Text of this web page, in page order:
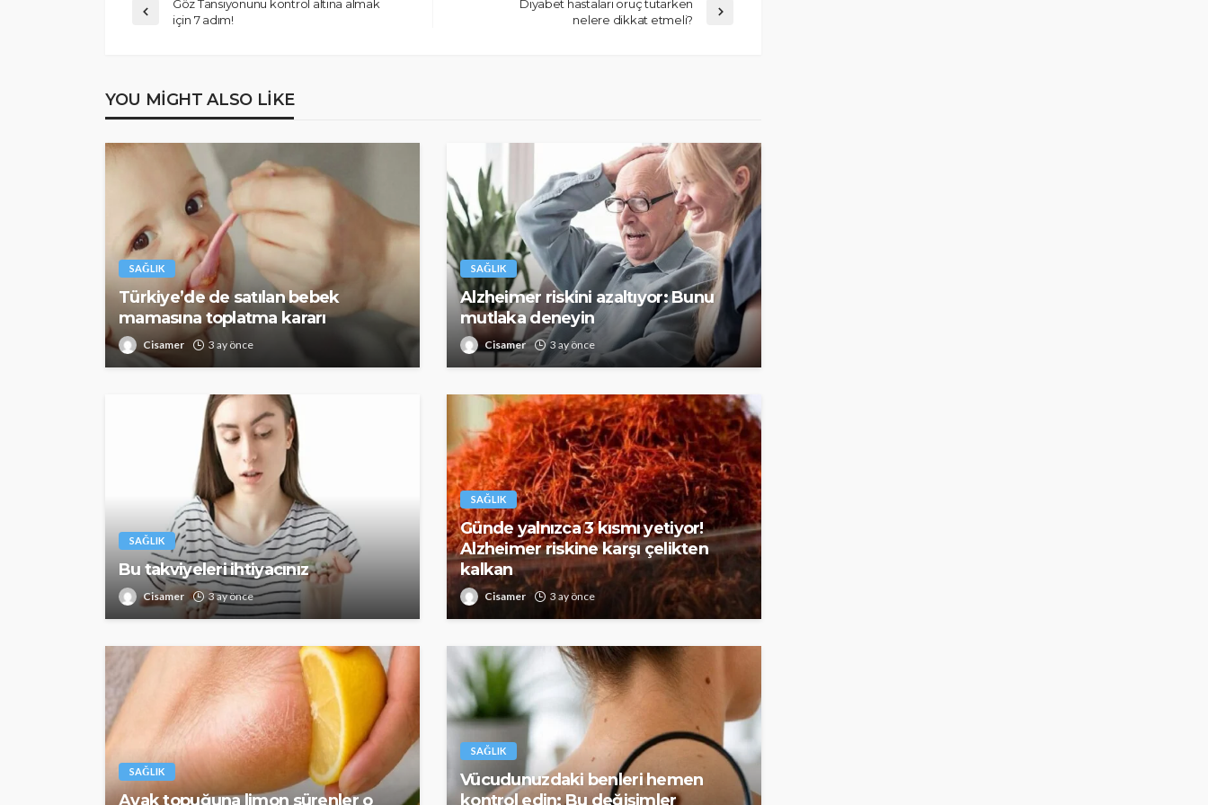
Göz Tansiyonunu kontrol altına almak
için 7 adım!
Diyabet hastaları oruç tutarken
nelere dikkat etmeli?
YOU MIGHT ALSO LIKE
SAĞLIK
Türkiye’de de satılan bebek
mamasına toplatma kararı
Cisamer 3 ay önce
SAĞLIK
Alzheimer riskini azaltıyor: Bunu
mutlaka deneyin
Cisamer 3 ay önce
SAĞLIK
Bu takviyeleri ihtiyacınız
Cisamer 3 ay önce
SAĞLIK
Günde yalnızca 3 kısmı yetiyor!
Alzheimer riskine karşı çelikten
kalkan
Cisamer 3 ay önce
SAĞLIK
Ayak topuğuna limon sürenler o
SAĞLIK
Vücudunuzdaki benleri hemen
kontrol edin: Bu değişimler